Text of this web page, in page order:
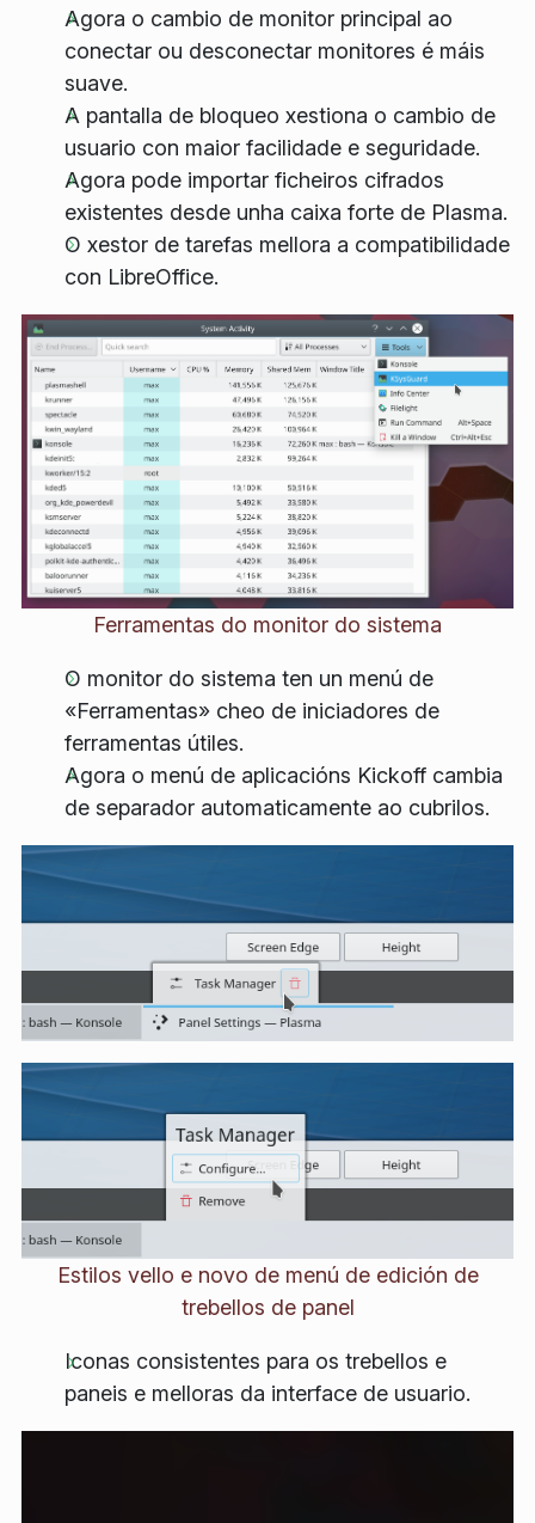
Agora o cambio de monitor principal ao
conectar ou desconectar monitores é máis
suave.
A pantalla de bloqueo xestiona o cambio de
usuario con maior facilidade e seguridade.
Agora pode importar ficheiros cifrados
existentes desde unha caixa forte de Plasma.
O xestor de tarefas mellora a compatibilidade
con LibreOffice.
Ferramentas do monitor do sistema
O monitor do sistema ten un menú de
«Ferramentas» cheo de iniciadores de
ferramentas útiles.
Agora o menú de aplicacións Kickoff cambia
de separador automaticamente ao cubrilos.
Estilos vello e novo de menú de edición de
trebellos de panel
Iconas consistentes para os trebellos e
paneis e melloras da interface de usuario.